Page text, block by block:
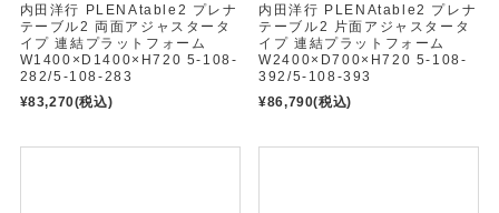
内田洋行 PLENAtable2 プレナ
テーブル2 両面アジャスタータ
イプ 連結プラットフォーム
W1400×D1400×H720 5-108-
282/5-108-283
¥83,270(税込)
内田洋行 PLENAtable2 プレナ
テーブル2 片面アジャスタータ
イプ 連結プラットフォーム
W2400×D700×H720 5-108-
392/5-108-393
¥86,790(税込)